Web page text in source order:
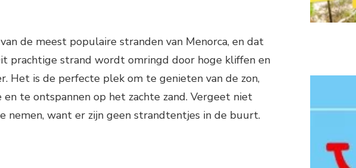
de meest populaire stranden van Menorca, en dat
prachtige strand wordt omringd door hoge kliffen en
Het is de perfecte plek om te genieten van de zon,
en te ontspannen op het zachte zand. Vergeet niet
nemen, want er zijn geen strandtentjes in de buurt.